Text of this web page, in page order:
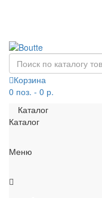
Корзина
0 поз. - 0 р.
Каталог
Каталог
Меню